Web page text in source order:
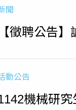
聞
【徵聘公告
動公告
機械研